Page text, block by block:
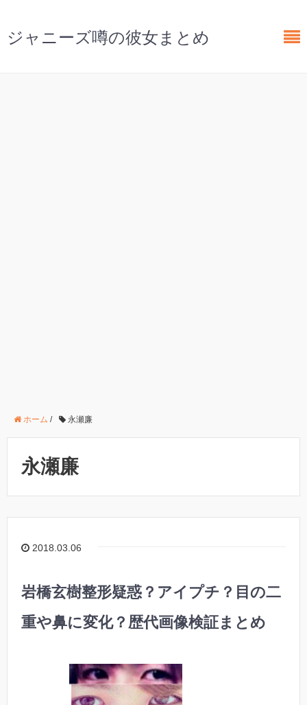
ジャニーズ噂の彼女まとめ
ホーム / 永瀬廉
永瀬廉
2018.03.06
岩橋玄樹整形疑惑？アイプチ？目の二
重や鼻に変化？歴代画像検証まとめ